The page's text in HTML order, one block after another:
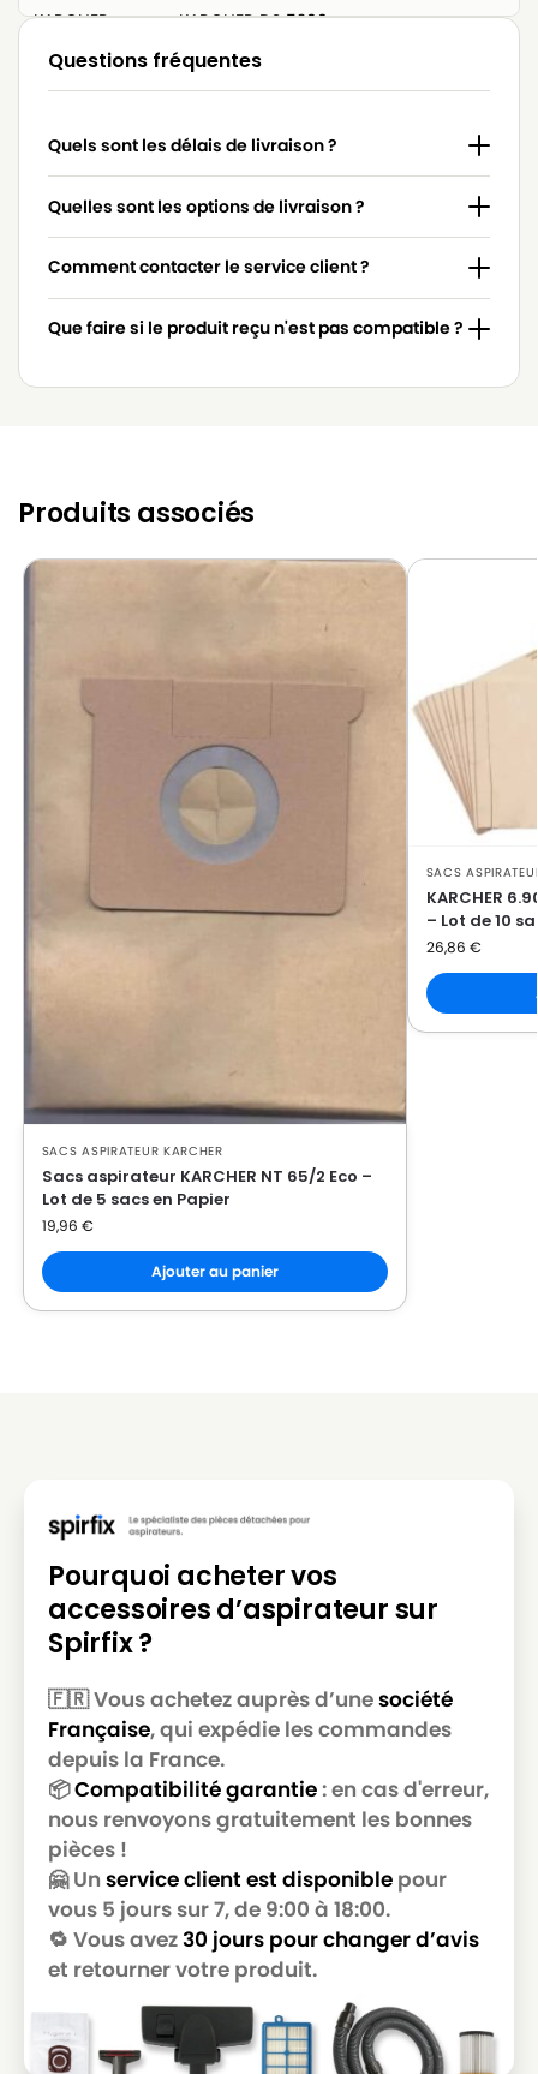
KARCHER
KARCHER DS 5200
KARCHER
KARCHER K 5200
KARCHER
KARCHER WINNER VAC 1000
KARCHER
KARCHER WINNER VAC 1200
Questions fréquentes
Quels sont les délais de livraison ?
Quelles sont les options de livraison ?
Comment contacter le service client ?
Que faire si le produit reçu n'est pas compatible ?
Produits associés
SACS ASPIRATEUR KARCHER
Sacs aspirateur KARCHER NT 65/2 Eco –
Lot de 5 sacs en Papier
19,96 €
Ajouter au panier
SACS
KARCHER
– Lot de 10
26,86 €
Pourquoi acheter vos
accessoires d’aspirateur sur
Spirfix ?
🇫🇷 Vous achetez auprès d’unesociété
Française, qui expédie les commandes
depuis la France.
📦Compatibilité garantie: en cas d'erreur,
nous renvoyons gratuitement les bonnes
pièces !
🤗 Un service client est disponible pour
vous 5 jours sur 7, de 9:00 à 18:00.
🔁 Vous avez30 jours pour changer d’avis
et retourner votre produit.